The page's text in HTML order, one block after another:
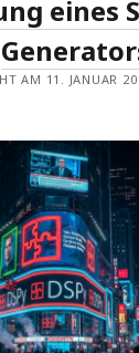
eines
AM 11. JANUAR